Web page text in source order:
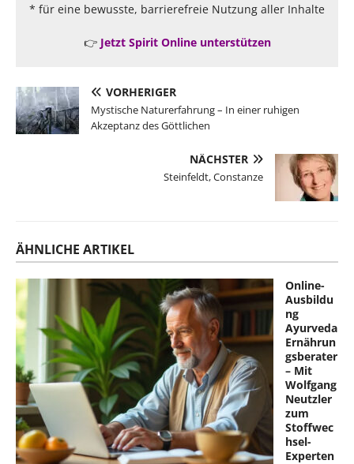
* für eine bewusste, barrierefreie Nutzung aller Inhalte
👉 Jetzt Spirit Online unterstützen
VORHERIGER
Mystische Naturerfahrung – In einer ruhigen
Akzeptanz des Göttlichen
NÄCHSTER
Steinfeldt, Constanze
ÄHNLICHE ARTIKEL
Online-
Ausbildu
ng
Ayurveda
Ernährun
gsberater
– Mit
Wolfgang
Neutzler
zum
Stoffwec
hsel-
Experten